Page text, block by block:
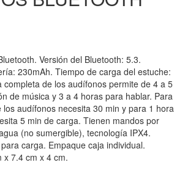
Versión del Bluetooth: 5.3.
230mAh. Tiempo de carga del estuche:
completa de los audífonos permite de 4 a 5
de música y 3 a 4 horas para hablar. Para
los audífonos necesita 30 min y para 1 hora
5 min de carga. Tienen mandos por
(no sumergible), tecnología IPX4.
carga. Empaque caja individual.
x 7.4 cm x 4 cm.